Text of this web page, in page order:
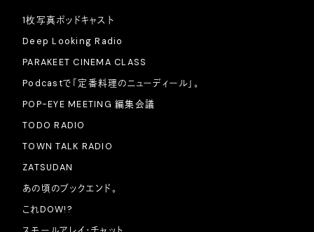
1枚写真ポッドキャスト
Deep Looking Radio
PARAKEET CINEMA CLASS
Podcastで「定番料理のニューディール」。
POP-EYE MEETING 編集会議
TODO RADIO
TOWN TALK RADIO
ZATSUDAN
あの頃のブックエンド。
これDOW!?